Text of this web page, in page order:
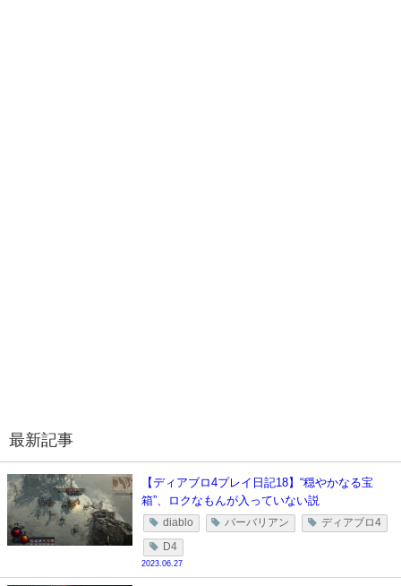
最新記事
【ディアブロ4プレイ日記18】“穏やかなる宝
箱”、ロクなもんが入っていない説
diablo バーバリアン ディアブロ4
D4
2023.06.27